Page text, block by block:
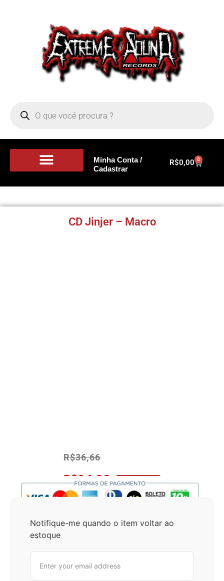
Minha Conta /
Cadastrar
R$0,00 0
CD Jinjer – Macro
R$36,66
R$34,83 No Pix 5% OFF
Notifique-me quando o item voltar ao
estoque